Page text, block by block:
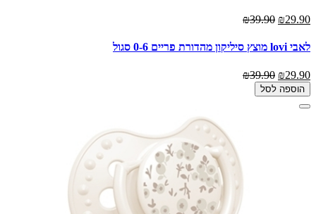
₪29.90
₪39.90
לאבי lovi מוצץ סיליקון מהדורת פריים 0-6 סגול
₪29.90
₪39.90
הוספה לסל